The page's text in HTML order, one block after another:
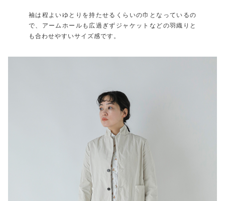
袖は程よいゆとりを持たせるくらいの巾となっているの
で、アームホールも広過ぎずジャケットなどの羽織りと
も合わせやすいサイズ感です。